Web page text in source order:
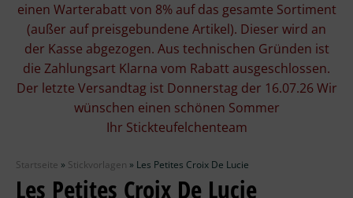
Stickgarne
Stoffe
Mill Hill Beads
Wolle
einen Warterabatt von 8% auf das gesamte Sortiment
(außer auf preisgebundene Artikel). Dieser wird an
der Kasse abgezogen. Aus technischen Gründen ist
die Zahlungsart Klarna vom Rabatt ausgeschlossen.
Der letzte Versandtag ist Donnerstag der 16.07.26 Wir
wünschen einen schönen Sommer
Ihr Stickteufelchenteam
Startseite » Stickvorlagen » Les Petites Croix De Lucie
Les Petites Croix De Lucie